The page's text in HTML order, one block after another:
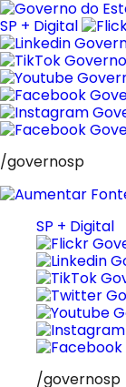
Pular
para
o
conteúdo
SP + Digital
/governosp
SP + Digital
/governosp